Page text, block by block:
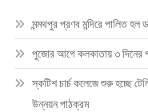
মন্মথপুর প্রণব মন্দিরে পালিত হল
পুজোর আগে কলকাতায় ৩ দিনের
স্কটিশ চার্চ কলেজে শুরু হচ্ছে
উন্নয়ন পাঠক্রম